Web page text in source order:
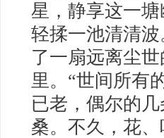
星，静享这一
轻揉一池清清
了一扇远离尘
里。“世间所有
已老，偶尔的
桑。不久，花